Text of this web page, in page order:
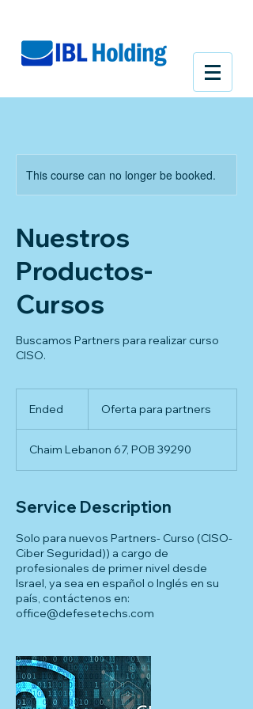
This course can no longer be booked.
Nuestros
Productos-
Cursos
Buscamos Partners para realizar curso
CISO.
Ended
e
d
partners
Oferta para partners
Chaim Lebanon 67, POB 39290
Service Description
Solo para nuevos Partners- Curso (CISO-
Ciber Seguridad)) a cargo de
profesionales de primer nivel desde
Israel, ya sea en español o Inglés en su
país, contáctenos en:
office@defesetechs.com